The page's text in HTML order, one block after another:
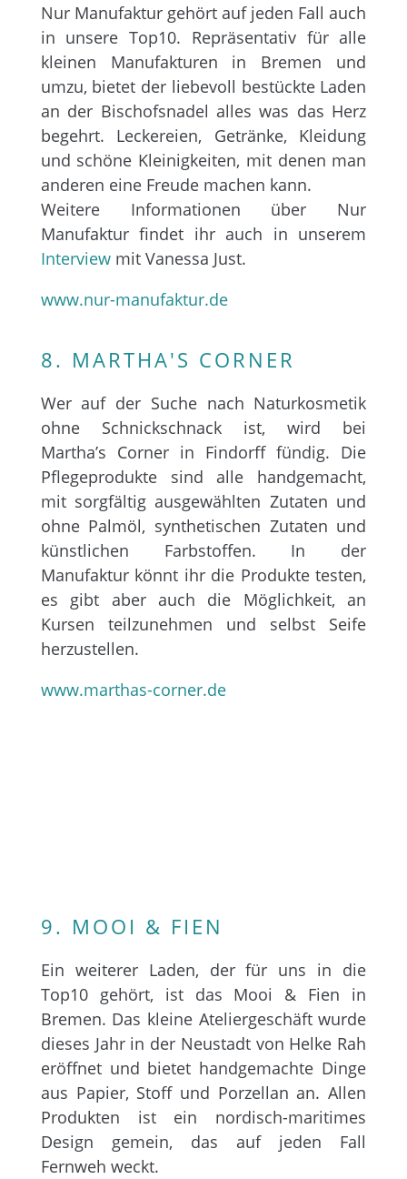
Nur Manufaktur gehört auf jeden Fall auch
in unsere Top10. Repräsentativ für alle
kleinen Manufakturen in Bremen und
umzu, bietet der liebevoll bestückte Laden
an der Bischofsnadel alles was das Herz
begehrt. Leckereien, Getränke, Kleidung
und schöne Kleinigkeiten, mit denen man
anderen eine Freude machen kann.
Weitere Informationen über Nur
Manufaktur findet ihr auch in unserem
Interviewmit Vanessa Just.
www.nur-manufaktur.de
8. MARTHA'S CORNER
Wer auf der Suche nach Naturkosmetik
ohne Schnickschnack ist, wird bei
Martha’s Corner in Findorff fündig. Die
Pflegeprodukte sind alle handgemacht,
mit sorgfältig ausgewählten Zutaten und
ohne Palmöl, synthetischen Zutaten und
künstlichen Farbstoffen. In der
Manufaktur könnt ihr die Produkte testen,
es gibt aber auch die Möglichkeit, an
Kursen teilzunehmen und selbst Seife
herzustellen.
www.marthas-corner.de
9. MOOI & FIEN
Ein weiterer Laden, der für uns in die
Top10 gehört, ist das Mooi & Fien in
Bremen. Das kleine Ateliergeschäft wurde
dieses Jahr in der Neustadt von Helke Rah
eröffnet und bietet handgemachte Dinge
aus Papier, Stoff und Porzellan an. Allen
Produkten ist ein nordisch-maritimes
Design gemein, das auf jeden Fall
Fernweh weckt.